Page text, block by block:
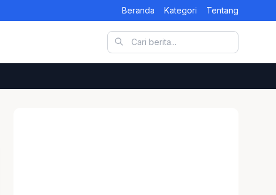
Beranda Kategori Tentang